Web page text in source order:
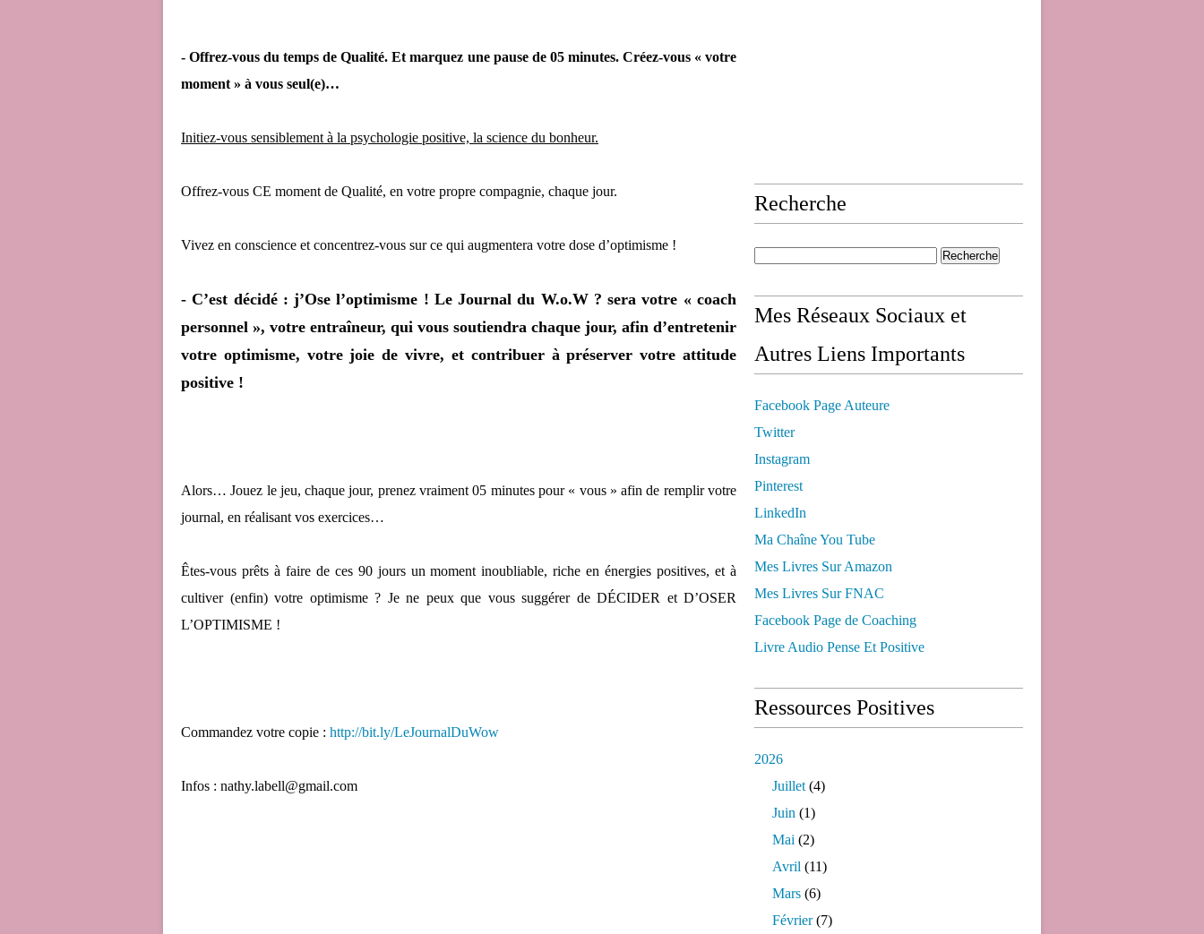
- Offrez-vous du temps de Qualité. Et marquez une pause de 05 minutes. Créez-vous « votre
moment » à vous seul(e)…
Initiez-vous sensiblement à la psychologie positive, la science du bonheur.
Offrez-vous CE moment de Qualité, en votre propre compagnie, chaque jour.
Vivez en conscience et concentrez-vous sur ce qui augmentera votre dose d’optimisme !
- C’est décidé : j’Ose l’optimisme ! Le Journal du W.o.W ? sera votre « coach
personnel », votre entraîneur, qui vous soutiendra chaque jour, afin d’entretenir
votre optimisme, votre joie de vivre, et contribuer à préserver votre attitude
positive !
Alors… Jouez le jeu, chaque jour, prenez vraiment 05 minutes pour « vous » afin de remplir votre
journal, en réalisant vos exercices…
Êtes-vous prêts à faire de ces 90 jours un moment inoubliable, riche en énergies positives, et à
cultiver (enfin) votre optimisme ? Je ne peux que vous suggérer de DÉCIDER et D’OSER
L’OPTIMISME !
Commandez votre copie : http://bit.ly/LeJournalDuWow
Infos : nathy.labell@gmail.com
Recherche
Mes Réseaux Sociaux et
Autres Liens Importants
Facebook Page Auteure
Twitter
Instagram
Pinterest
LinkedIn
Ma Chaîne You Tube
Mes Livres Sur Amazon
Mes Livres Sur FNAC
Facebook Page de Coaching
Livre Audio Pense Et Positive
Ressources Positives
2026
Juillet (4)
Juin (1)
Mai (2)
Avril (11)
Mars (6)
Février(7)